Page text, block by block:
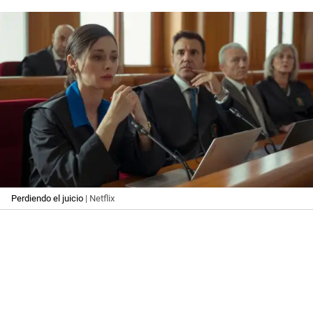
Perdiendo el juicio | Netflix